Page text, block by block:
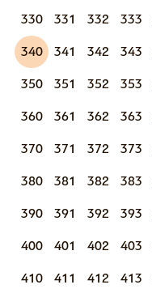
330 331 332 333
340 341 342 343
350 351 352 353
360 361 362 363
370 371 372 373
380 381 382 383
390 391 392 393
400 401 402 403
410 411 412 413